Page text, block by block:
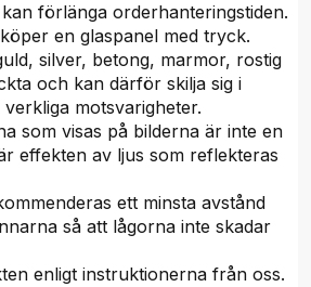
förlänga orderhanteringstiden.
en glaspanel med tryck.
silver, betong, marmor, rostig
och kan därför skilja sig i
motsvarigheter.
som visas på bilderna är inte en
effekten av ljus som reflekteras
ett minsta avstånd
så att lågorna inte skadar
enligt instruktionerna från oss.